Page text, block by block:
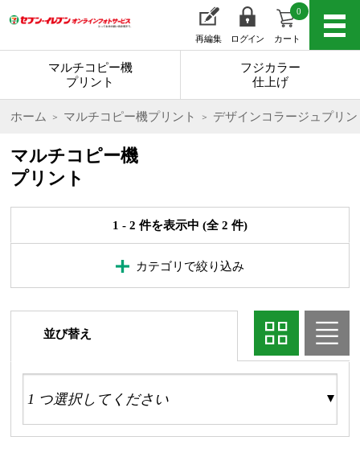
再編集 ログイン カート
0
マルチコピー機
プリント
フジカラー
仕上げ
ホーム マルチコピー機プリント デザインコラージュプリ
マルチコピー機
プリント
1 - 2 件を表示中 (全 2 件)
カテゴリで絞り込み
並び替え